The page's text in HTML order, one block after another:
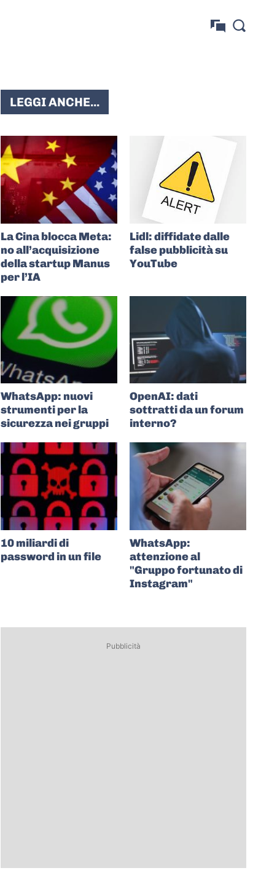
LEGGI ANCHE...
La Cina blocca Meta:
no all’acquisizione
della startup Manus
per l’IA
Lidl: diffidate dalle
false pubblicità su
YouTube
WhatsApp: nuovi
strumenti per la
sicurezza nei gruppi
OpenAI: dati
sottratti da un forum
interno?
10 miliardi di
password in un file
WhatsApp:
attenzione al
"Gruppo fortunato di
Instagram"
Pubblicità